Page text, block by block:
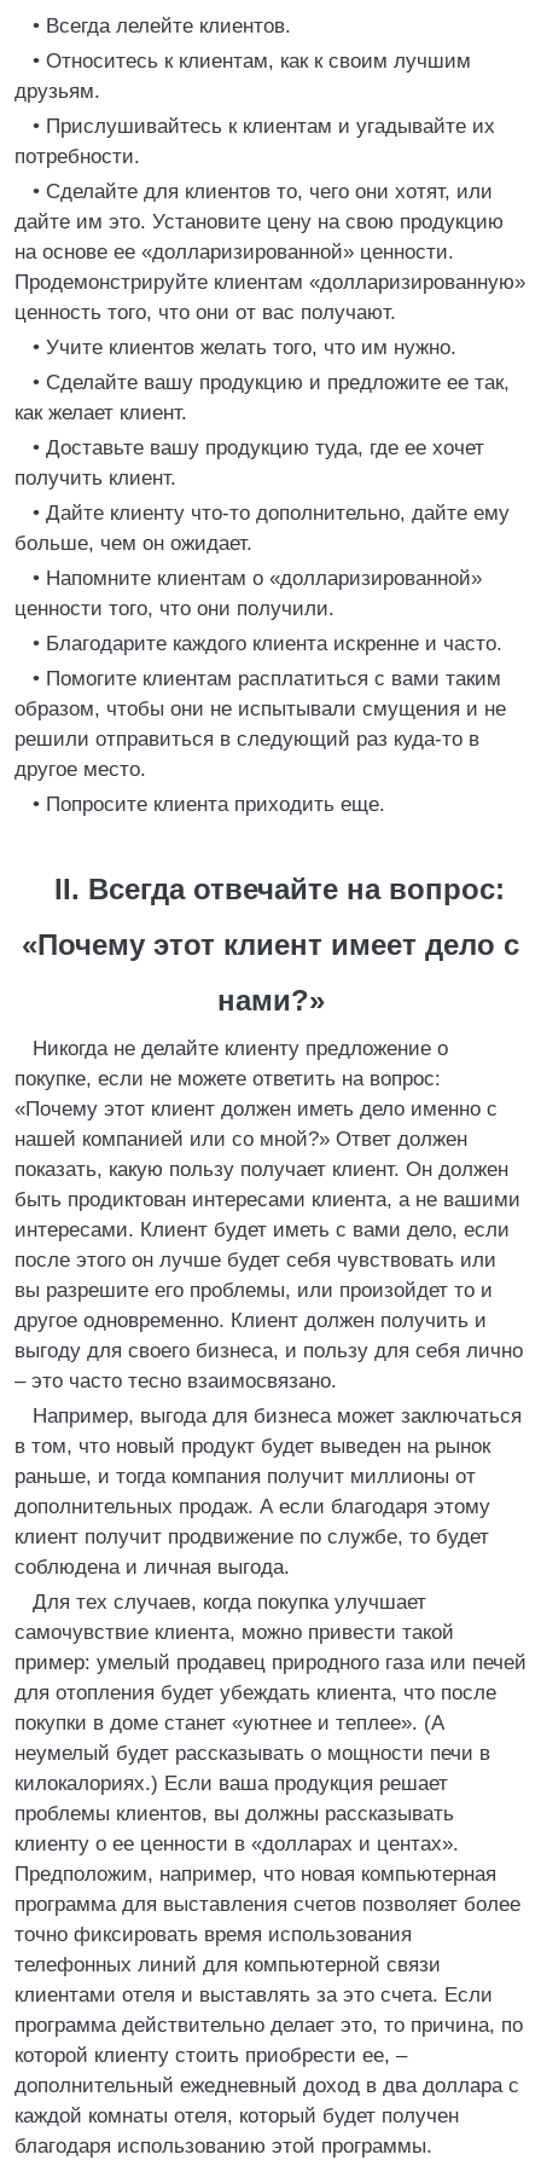
• Всегда лелейте клиентов.
• Относитесь к клиентам, как к своим лучшим
друзьям.
• Прислушивайтесь к клиентам и угадывайте их
потребности.
• Сделайте для клиентов то, чего они хотят, или
дайте им это. Установите цену на свою продукцию
на основе ее «долларизированной» ценности.
Продемонстрируйте клиентам «долларизированную»
ценность того, что они от вас получают.
• Учите клиентов желать того, что им нужно.
• Сделайте вашу продукцию и предложите ее так,
как желает клиент.
• Доставьте вашу продукцию туда, где ее хочет
получить клиент.
• Дайте клиенту что-то дополнительно, дайте ему
больше, чем он ожидает.
• Напомните клиентам о «долларизированной»
ценности того, что они получили.
• Благодарите каждого клиента искренне и часто.
• Помогите клиентам расплатиться с вами таким
образом, чтобы они не испытывали смущения и не
решили отправиться в следующий раз куда-то в
другое место.
• Попросите клиента приходить еще.
II. Всегда отвечайте на вопрос:
«Почему этот клиент имеет дело с
нами?»
Никогда не делайте клиенту предложение о
покупке, если не можете ответить на вопрос:
«Почему этот клиент должен иметь дело именно с
нашей компанией или со мной?» Ответ должен
показать, какую пользу получает клиент. Он должен
быть продиктован интересами клиента, а не вашими
интересами. Клиент будет иметь с вами дело, если
после этого он лучше будет себя чувствовать или
вы разрешите его проблемы, или произойдет то и
другое одновременно. Клиент должен получить и
выгоду для своего бизнеса, и пользу для себя лично
– это часто тесно взаимосвязано.
Например, выгода для бизнеса может заключаться
в том, что новый продукт будет выведен на рынок
раньше, и тогда компания получит миллионы от
дополнительных продаж. А если благодаря этому
клиент получит продвижение по службе, то будет
соблюдена и личная выгода.
Для тех случаев, когда покупка улучшает
самочувствие клиента, можно привести такой
пример: умелый продавец природного газа или печей
для отопления будет убеждать клиента, что после
покупки в доме станет «уютнее и теплее». (А
неумелый будет рассказывать о мощности печи в
килокалориях.) Если ваша продукция решает
проблемы клиентов, вы должны рассказывать
клиенту о ее ценности в «долларах и центах».
Предположим, например, что новая компьютерная
программа для выставления счетов позволяет более
точно фиксировать время использования
телефонных линий для компьютерной связи
клиентами отеля и выставлять за это счета. Если
программа действительно делает это, то причина, по
которой клиенту стоить приобрести ее, –
дополнительный ежедневный доход в два доллара с
каждой комнаты отеля, который будет получен
благодаря использованию этой программы.